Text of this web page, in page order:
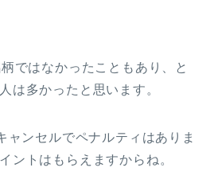
ではなかったこともあり、と
は多かったと思います。
ャンセルでペナルティはありま
ントはもらえますからね。